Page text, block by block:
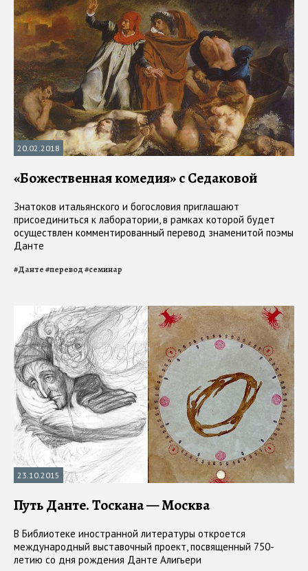
20.02.2018
«Божественная комедия» с Седаковой
Знатоков итальянского и богословия приглашают
присоединиться к лаборатории, в рамках которой будет
осуществлен комментированный перевод знаменитой поэмы
Данте
#Данте#перевод#семинар
23.10.2015
Путь Данте. Тоскана — Москва
В Библиотеке иностранной литературы откроется
международный выставочный проект, посвященный 750-
летию со дня рождения Данте Алигьери